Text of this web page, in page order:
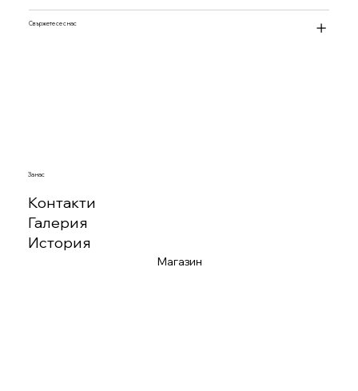
Свържете се с нас
За нас
Контакти
Галерия
История
Магазин